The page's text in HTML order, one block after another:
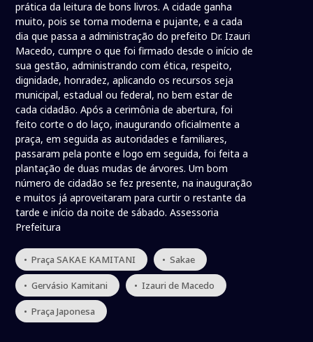
prática da leitura de bons livros. A cidade ganha
muito, pois se torna moderna e pujante, e a cada
dia que passa a administração do prefeito Dr. Izauri
Macedo, cumpre o que foi firmado desde o início de
sua gestão, administrando com ética, respeito,
dignidade, honradez, aplicando os recursos seja
municipal, estadual ou federal, no bem estar de
cada cidadão. Após a cerimônia de abertura, foi
feito corte o do laço, inaugurando oficialmente a
praça, em seguida as autoridades e familiares,
passaram pela ponte e logo em seguida, foi feita a
plantação de duas mudas de árvores. Um bom
número de cidadão se fez presente, na inauguração
e muitos já aproveitaram para curtir o restante da
tarde e início da noite de sábado. Assessoria
Prefeitura
• Praça SAKAE KAMITANI • Sakae
• Gervásio Kamitani • Izauri de Macedo
• Praça Japonesa